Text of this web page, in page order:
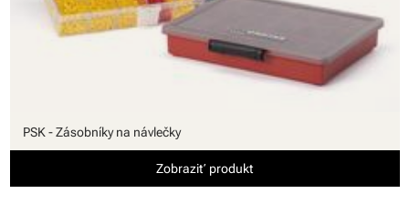
PSK - Zásobníky na návlečky
Zobraziť produkt